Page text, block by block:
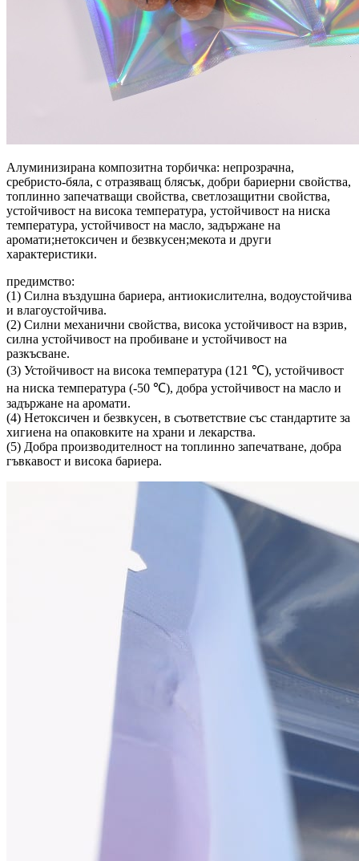
Алуминизирана композитна торбичка: непрозрачна,
сребристо-бяла, с отразяващ блясък, добри бариерни свойства,
топлинно запечатващи свойства, светлозащитни свойства,
устойчивост на висока температура, устойчивост на ниска
температура, устойчивост на масло, задържане на
аромати;нетоксичен и безвкусен;мекота и други
характеристики.
предимство:
(1) Силна въздушна бариера, антиокислителна, водоустойчива
и влагоустойчива.
(2) Силни механични свойства, висока устойчивост на взрив,
силна устойчивост на пробиване и устойчивост на
разкъсване.
(3) Устойчивост на висока температура (121 ℃), устойчивост
на ниска температура (-50 ℃), добра устойчивост на масло и
задържане на аромати.
(4) Нетоксичен и безвкусен, в съответствие със стандартите за
хигиена на опаковките на храни и лекарства.
(5) Добра производителност на топлинно запечатване, добра
гъвкавост и висока бариера.